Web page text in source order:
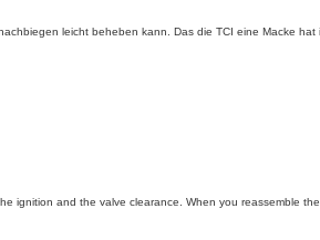
leicht beheben kann. Das die TCI eine Macke hat
ignition and the valve clearance. When you reassemble